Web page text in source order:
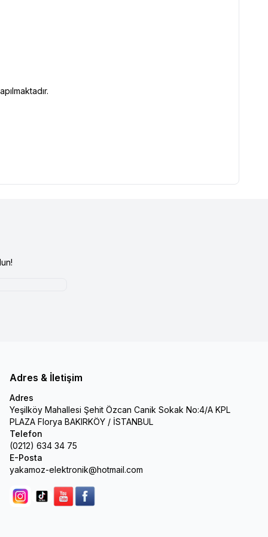
Adres & İletişim
Adres
Yeşilköy Mahallesi Şehit Özcan Canik Sokak No:4/A KPL
PLAZA Florya BAKIRKÖY / İSTANBUL
Telefon
(0212) 634 34 75
E-Posta
yakamoz-elektronik@hotmail.com
InstagramTik Tokyoutubefacebook